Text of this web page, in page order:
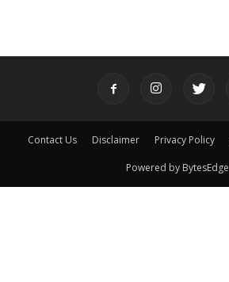
Contact Us Disclaimer Privacy Policy
Powered by BytesEdge